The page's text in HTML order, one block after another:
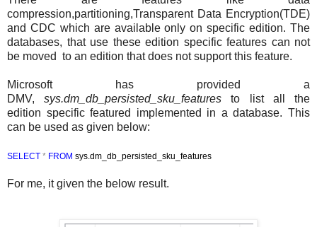
compression,partitioning,Transparent Data Encryption(TDE)
and CDC which are available only on specific edition. The
databases, that use these edition specific features can not
be moved to an edition that does not support this feature.
Microsoft has provided a
DMV,sys.dm_db_persisted_sku_featuresto list all the
edition specific featured implemented in a database. This
can be used as given below:
SELECT * FROM sys.dm_db_persisted_sku_features
For me, it given the below result.